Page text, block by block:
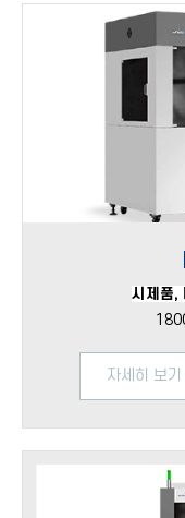
시제품,
자세히 보기